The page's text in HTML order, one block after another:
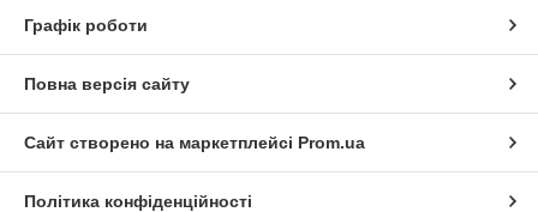
Графік роботи
Повна версія сайту
Сайт створено на маркетплейсі Prom.ua
Політика конфіденційності